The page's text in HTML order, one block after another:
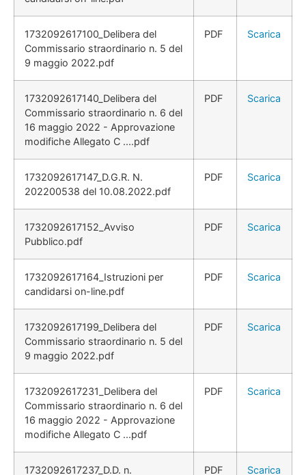
1732092617100_Delibera del
Commissario straordinario n. 5 del
9 maggio 2022.pdf
PDF Scarica
1732092617140_Delibera del
Commissario straordinario n. 6 del
16 maggio 2022 - Approvazione
modifiche Allegato C ....pdf
PDF Scarica
1732092617147_D.G.R. N.
202200538 del 10.08.2022.pdf
PDF Scarica
1732092617152_Avviso
Pubblico.pdf
PDF Scarica
1732092617164_Istruzioni per
candidarsi on-line.pdf
PDF Scarica
1732092617199_Delibera del
Commissario straordinario n. 5 del
9 maggio 2022.pdf
PDF Scarica
1732092617231_Delibera del
Commissario straordinario n. 6 del
16 maggio 2022 - Approvazione
modifiche Allegato C ...pdf
PDF Scarica
1732092617237_D.D. n.
PDF Scarica